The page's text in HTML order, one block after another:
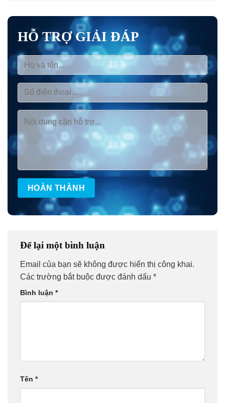
HỖ TRỢ GIẢI ĐÁP
Để lại một bình luận
Email của bạn sẽ không được hiển thị công khai.
Các trường bắt buộc được đánh dấu *
Bình luận *
Tên *